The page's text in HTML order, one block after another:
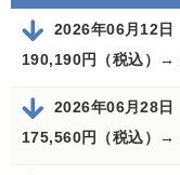
2026年06月12日
190,190円（税込）→
2026年06月28日
175,560円（税込）→